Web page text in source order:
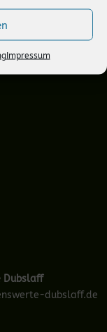
Impressum
Dubslaff
dubslaff.de